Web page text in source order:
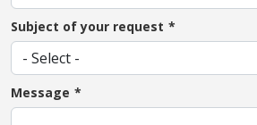
Subject of your request
Message